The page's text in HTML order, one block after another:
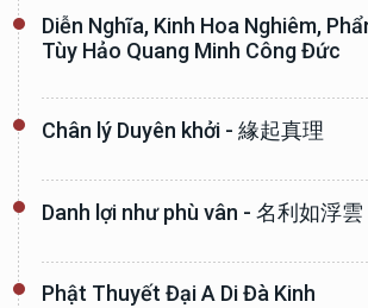
Diễn Nghĩa, Kinh Hoa Nghiêm,
Tùy Hảo Quang Minh Công Đức
Chân lý Duyên khởi - 緣起真理
Danh lợi như phù vân - 名利如浮雲
Phật Thuyết Đại A Di Đà Kinh